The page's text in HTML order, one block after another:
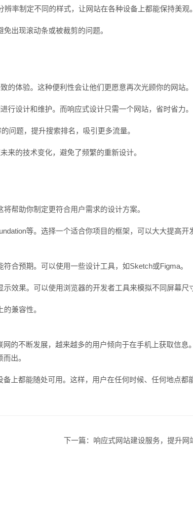
率制定不同的样式，让网站在各种设备上都能保持美观。
出现滚动条或被裁剪的问题。
体验。这种便利性会让他们更愿意再次光顾你的网站。
设计和维护。而响应式设计只需一个网站，省时省力。
问题，提升搜索排名，吸引更多流量。
来的技术变化，避免了频繁的重新设计。
帮助你制定更符合用户需求的设计方案。
等。选择一个适合你项目的框架，可以大大提高开
合预期。可以使用一些设计工具，如Sketch或Figma。
效果。可以使用浏览器的开发者工具来模拟不同屏幕尺
兼容性。
的不断发展，越来越多的用户倾向于在手机上获取信息
出。
上都能随处可用。这样，用户在任何时候、任何地点都
下一篇： 响应式网站建设服务，提升网